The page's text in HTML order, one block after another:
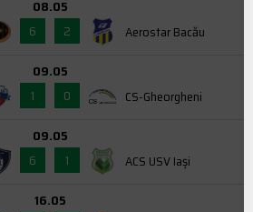
08.05
6
2 Aerostar Bacău
09.05
1
0 CS-Gheorgheni
09.05
6
1 ACS USV Iaşi
16.05